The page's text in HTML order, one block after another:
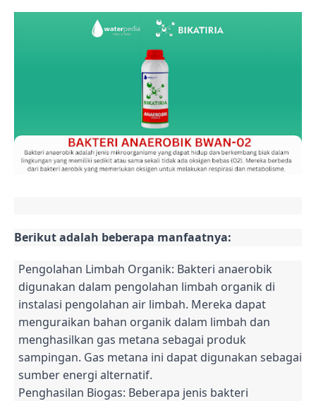
Berikut adalah beberapa manfaatnya:
Pengolahan Limbah Organik: Bakteri anaerobik
digunakan dalam pengolahan limbah organik di
instalasi pengolahan air limbah. Mereka dapat
menguraikan bahan organik dalam limbah dan
menghasilkan gas metana sebagai produk
sampingan. Gas metana ini dapat digunakan sebagai
sumber energi alternatif.
Penghasilan Biogas: Beberapa jenis bakteri